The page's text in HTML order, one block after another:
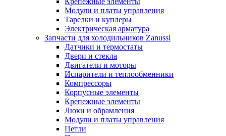
Модули и платы управления
Тарелки и куплеры
Электрическая арматура
Запчасти для холодильников Zanussi
Датчики и термостаты
Двери и стекла
Двигатели и моторы
Испарители и теплообменники
Компрессоры
Корпусные элементы
Крепежные элементы
Люки и обрамления
Модули и платы управления
Петли